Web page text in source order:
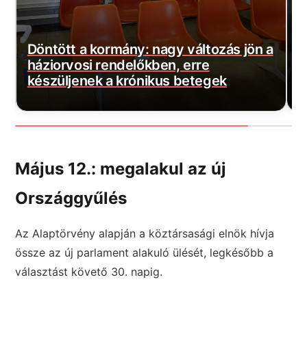
Szijjártó máris rossz híreket kapott:
Százmilliós bírságot szabott ki a
hatóság!
Május 12.: megalakul az új
Országgyűlés
Az Alaptörvény alapján a köztársasági elnök hívja
össze az új parlament alakuló ülését, legkésőbb a
választást követő 30. napig.